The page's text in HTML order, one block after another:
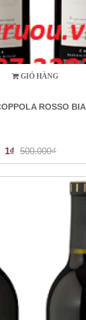
GIỎ HÀNG
ROSSO
1₫ 500.000₫